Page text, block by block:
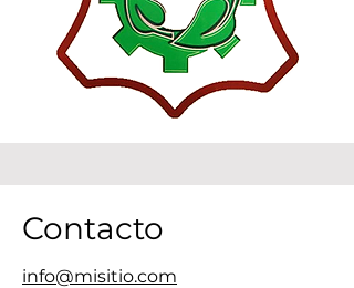
Contacto
info@misitio.com